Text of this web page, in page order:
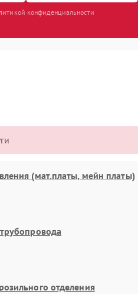
конфиденциальности
(мат.платы, мейн платы)
отделения